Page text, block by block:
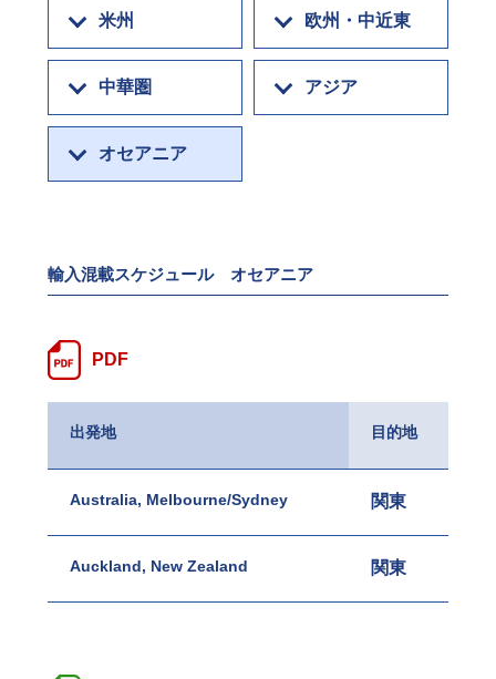
米州 欧州・中近東
中華圏 アジア
オセアニア
輸入混載スケジュール オセアニア
PDF
出発地 目的地
Australia, Melbourne/Sydney 関東
Auckland, New Zealand 関東